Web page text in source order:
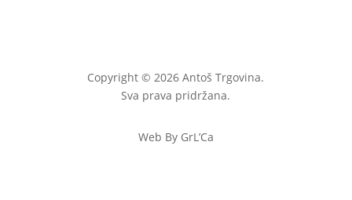
Copyright © 2026 Antoš Trgovina.
Sva prava pridržana.
Web By GrL’Ca